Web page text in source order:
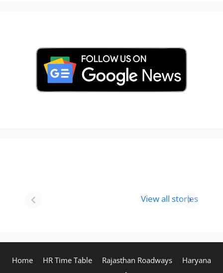
View all stories
Visit In
Holi
Home HR Time Table Rajasthan Roadways
Haryana